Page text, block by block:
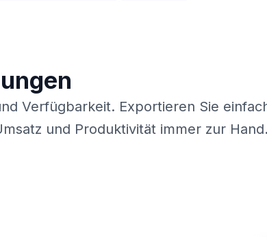
Verfügbarkeit. Exportieren Sie
und Produktivität immer zur Hand.